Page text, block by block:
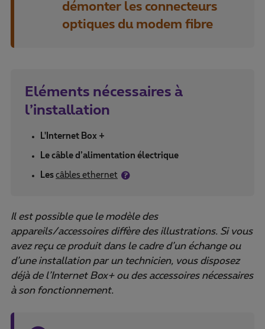
démonter les connecteurs
optiques du modem fibre
Eléments nécessaires à
l’installation
L'Internet Box +
Le câble d’alimentation électrique
Lescâbles ethernet
Il est possible que le modèle des
appareils/accessoires diffère des illustrations. Si vous
avez reçu ce produit dans le cadre d’un échange ou
d’une installation par un technicien, vous disposez
déjà de l’Internet Box+ ou des accessoires nécessaires
à son fonctionnement.